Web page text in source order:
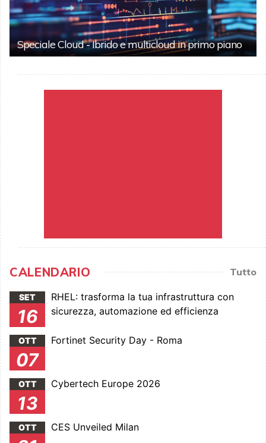
Speciale Cloud - Ibrido e multicloud in primo piano
CALENDARIO Tutto
SET
16
RHEL: trasforma la tua infrastruttura con
sicurezza, automazione ed efficienza
OTT
07
Fortinet Security Day - Roma
OTT
13
Cybertech Europe 2026
OTT CES Unveiled Milan